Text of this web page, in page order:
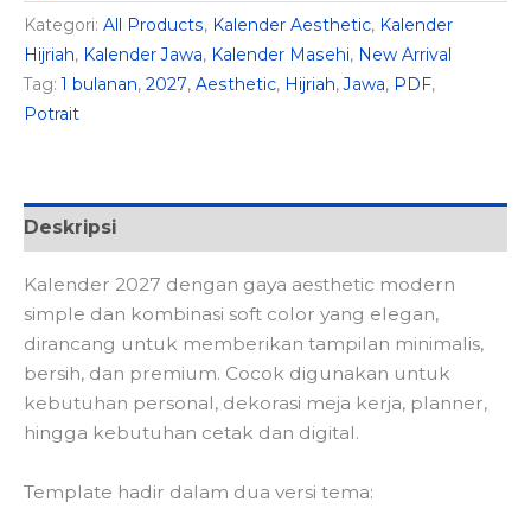
Aesthetic
Modern
Blue
2027
Kategori: All Products, Kalender Aesthetic, Kalender
Hijriah, Kalender Jawa, Kalender Masehi, New Arrival
Tag:1 bulanan, 2027, Aesthetic, Hijriah,Jawa, PDF,
Potrait
Deskripsi
Kalender 2027 dengan gaya aesthetic modern
simple dan kombinasi soft color yang elegan,
dirancang untuk memberikan tampilan minimalis,
bersih, dan premium. Cocok digunakan untuk
kebutuhan personal, dekorasi meja kerja, planner,
hingga kebutuhan cetak dan digital.
Template hadir dalam dua versi tema: